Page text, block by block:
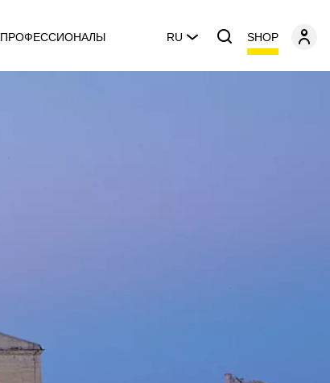
ПРОФЕССИОНАЛЫ RU SHOP